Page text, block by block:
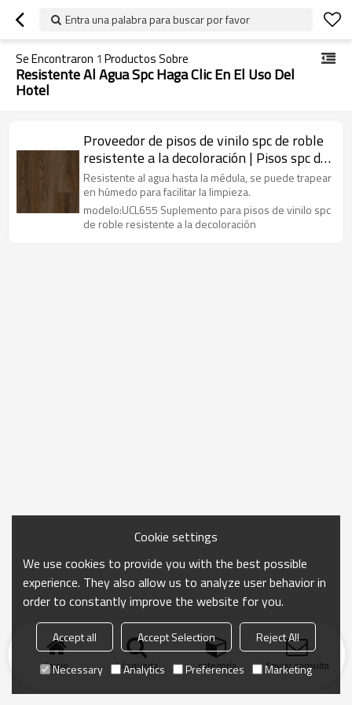
Entra una palabra para buscar por favor
Se Encontraron 1 Productos Sobre
Resistente Al Agua Spc Haga Clic En El Uso Del
Hotel
Proveedor de pisos de vinilo spc de roble
resistente a la decoloración | Pisos spc de
nuevo diseño de 5 mm | Tablón rígido spc
de 7 "x48" para oficina
Resistente al agua hasta la médula, se puede trapear
en húmedo para facilitar la limpieza.
modelo:UCL655 Suplemento para pisos de vinilo spc
de roble resistente a la decoloración
Inicio búsqueda categoría Enviar consulta
Cookie settings
We use cookies to provide you with the best possible
experience. They also allow us to analyze user behavior in
order to constantly improve the website for you.
Accept all Accept Selection
Reject All
Necessary
Analytics Preferences Marketing